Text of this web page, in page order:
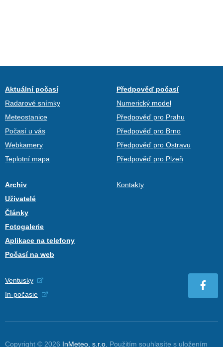
Aktuální počasí
Radarové snímky
Meteostanice
Počasí u vás
Webkamery
Teplotní mapa
Předpověď počasí
Numerický model
Předpověď pro Prahu
Předpověď pro Brno
Předpověď pro Ostravu
Předpověď pro Plzeň
Archiv
Uživatelé
Články
Fotogalerie
Aplikace na telefony
Počasí na web
Kontakty
Ventusky
In-počasie
Copyright © 2026 InMeteo, s.r.o. Použitím souhlasíte s uložením